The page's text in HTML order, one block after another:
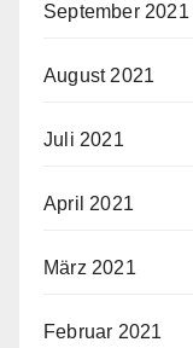
September 2021
August 2021
Juli 2021
April 2021
März 2021
Februar 2021